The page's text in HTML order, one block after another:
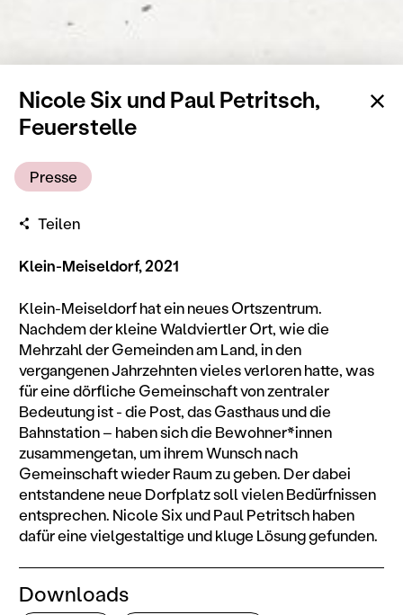
Nicole Six und Paul Petritsch,
Feuerstelle
Presse
Teilen
Klein-Meiseldorf, 2021
Klein-Meiseldorf hat ein neues Ortszentrum.
Nachdem der kleine Waldviertler Ort, wie die
Mehrzahl der Gemeinden am Land, in den
vergangenen Jahrzehnten vieles verloren hatte, was
für eine dörfliche Gemeinschaft von zentraler
Bedeutung ist - die Post, das Gasthaus und die
Bahnstation – haben sich die Bewohner*innen
zusammengetan, um ihrem Wunsch nach
Gemeinschaft wieder Raum zu geben. Der dabei
entstandene neue Dorfplatz soll vielen Bedürfnissen
entsprechen. Nicole Six und Paul Petritsch haben
dafür eine vielgestaltige und kluge Lösung gefunden.
Downloads